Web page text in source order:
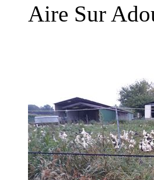
Aire Sur